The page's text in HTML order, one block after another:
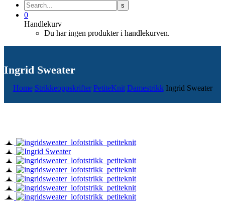
0
Handlekurv
Du har ingen produkter i handlekurven.
Ingrid Sweater
Home Strikkeoppskrifter PetiteKnit Damestrikk Ingrid Sweater